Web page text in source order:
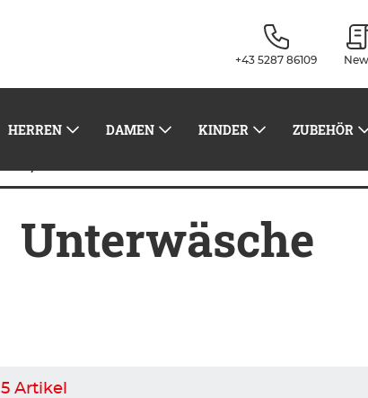
+43 5287 86109
HERREN DAMEN KINDER ZUBEHÖR
Unterwäsche
5Artikel